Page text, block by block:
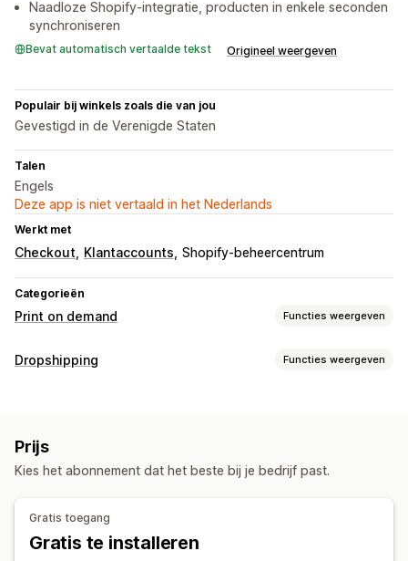
Naadloze Shopify-integratie, producten in enkele seconden
synchroniseren
Bevat automatisch vertaalde tekst Origineel weergeven
Populair bij winkels zoals die van jou
Gevestigd in de Verenigde Staten
Talen
Engels
Deze app is niet vertaald in het Nederlands
Werkt met
Checkout Klantaccounts Shopify-beheercentrum
Categorieën
Print on demand Functies weergeven
Productaanpassing
Volledige bedrukking
Cadeaus voor de feestdagen
Woondecoratie Sieraden
Bulkverzending
Bestellingen volgen
Dropshipping Functies weergeven
Inkooplocaties
Prijs
Kies het abonnement dat het beste bij je bedrijf past.
Gratis toegang
Gratis te installeren